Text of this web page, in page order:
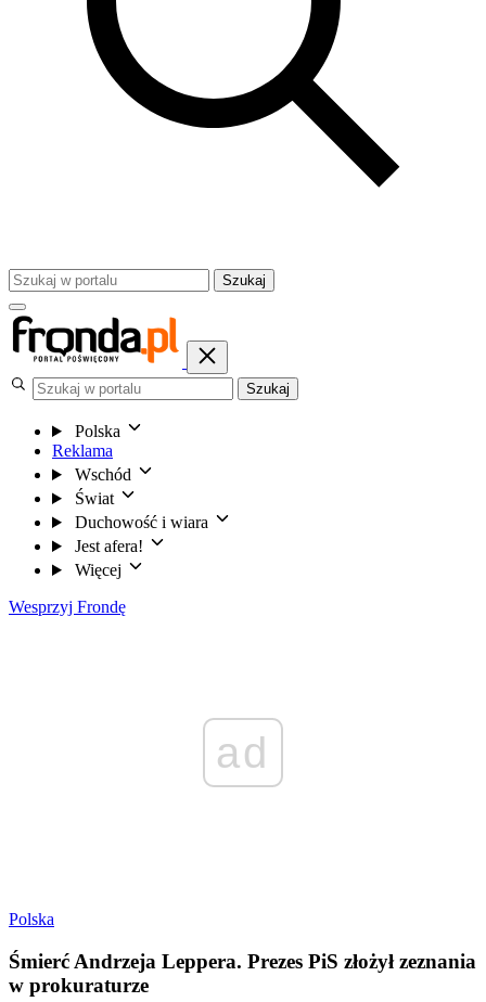
Szukaj
Szukaj
Polska
Reklama
Wschód
Świat
Duchowość i wiara
Jest afera!
Więcej
Wesprzyj Frondę
ad
Polska
Śmierć Andrzeja Leppera. Prezes PiS złożył zeznania
w prokuraturze